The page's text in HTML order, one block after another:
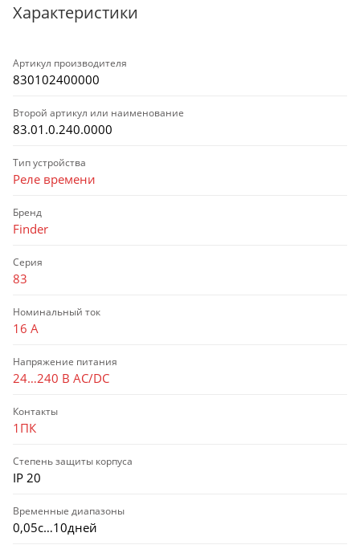
Характеристики
Артикул производителя
830102400000
Второй артикул или наименование
83.01.0.240.0000
Тип устройства
Реле времени
Бренд
Finder
Серия
83
Номинальный ток
16 А
Напряжение питания
24…240 В АС/DC
Контакты
1ПК
Степень защиты корпуса
IP 20
Временные диапазоны
0,05с…10дней